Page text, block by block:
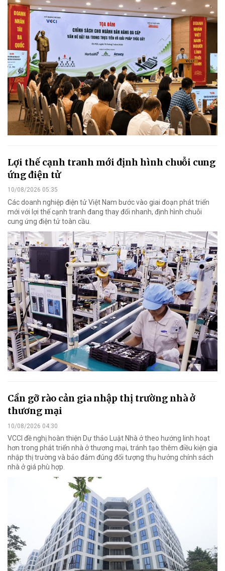
Lợi thế cạnh tranh mới định hình chuỗi cung
ứng điện tử
10/08/2026 05:35
Các doanh nghiệp điện tử Việt Nam bước vào giai đoạn phát triển
mới với lợi thế cạnh tranh đang thay đổi nhanh, định hình chuỗi
cung ứng điện tử toàn cầu.
Cần gỡ rào cản gia nhập thị trường nhà ở
thương mại
10/08/2026 04:30
VCCI đề nghị hoàn thiện Dự thảo Luật Nhà ở theo hướng linh hoạt
hơn trong phát triển nhà ở thương mại, tránh tạo thêm điều kiện gia
nhập thị trường và bảo đảm đúng đối tượng thụ hưởng chính sách
nhà ở giá phù hợp.